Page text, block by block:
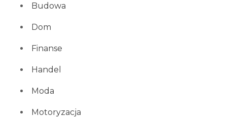
Budowa
Dom
Finanse
Handel
Moda
Motoryzacja